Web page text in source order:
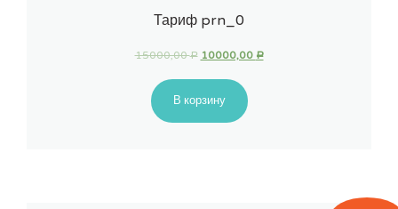
Тариф prn_0
15000,00Р 10000,00 Р
В корзину